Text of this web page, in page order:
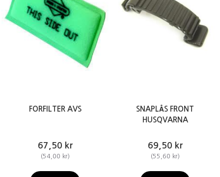
FORFILTER AVS
67,50 kr
(54,00 kr)
SNAPLÅS FRONT
HUSQVARNA
69,50 kr
(55,60 kr)